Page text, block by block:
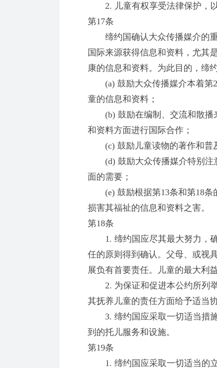
2. 儿童有权享受法律保护，
第17条
缔约国确认大众传播媒介的重
国际来源获得信息和资料，尤其
康的信息和资料。为此目的，缔
(a) 鼓励大众传播媒介本着第
童的信息和资料；
(b) 鼓励在编制、交流和散播
和资料方面进行国际合作；
(c) 鼓励儿童读物的著作和普
(d) 鼓励大众传播媒介特别注
面的需要；
(e) 鼓励根据第13条和第18条
损害其福祉的信息和资料之害。
第18条
1. 缔约国应尽其最大努力，确
任的原则得到确认。父母、或视
展负有首要责任。儿童的最大利
2. 为保证和促进本公约所列举
其抚养儿童的责任方面给予适当
3. 缔约国应采取一切适当措施
到的托儿服务和设施。
第19条
1. 缔约国应采取一切适当的立